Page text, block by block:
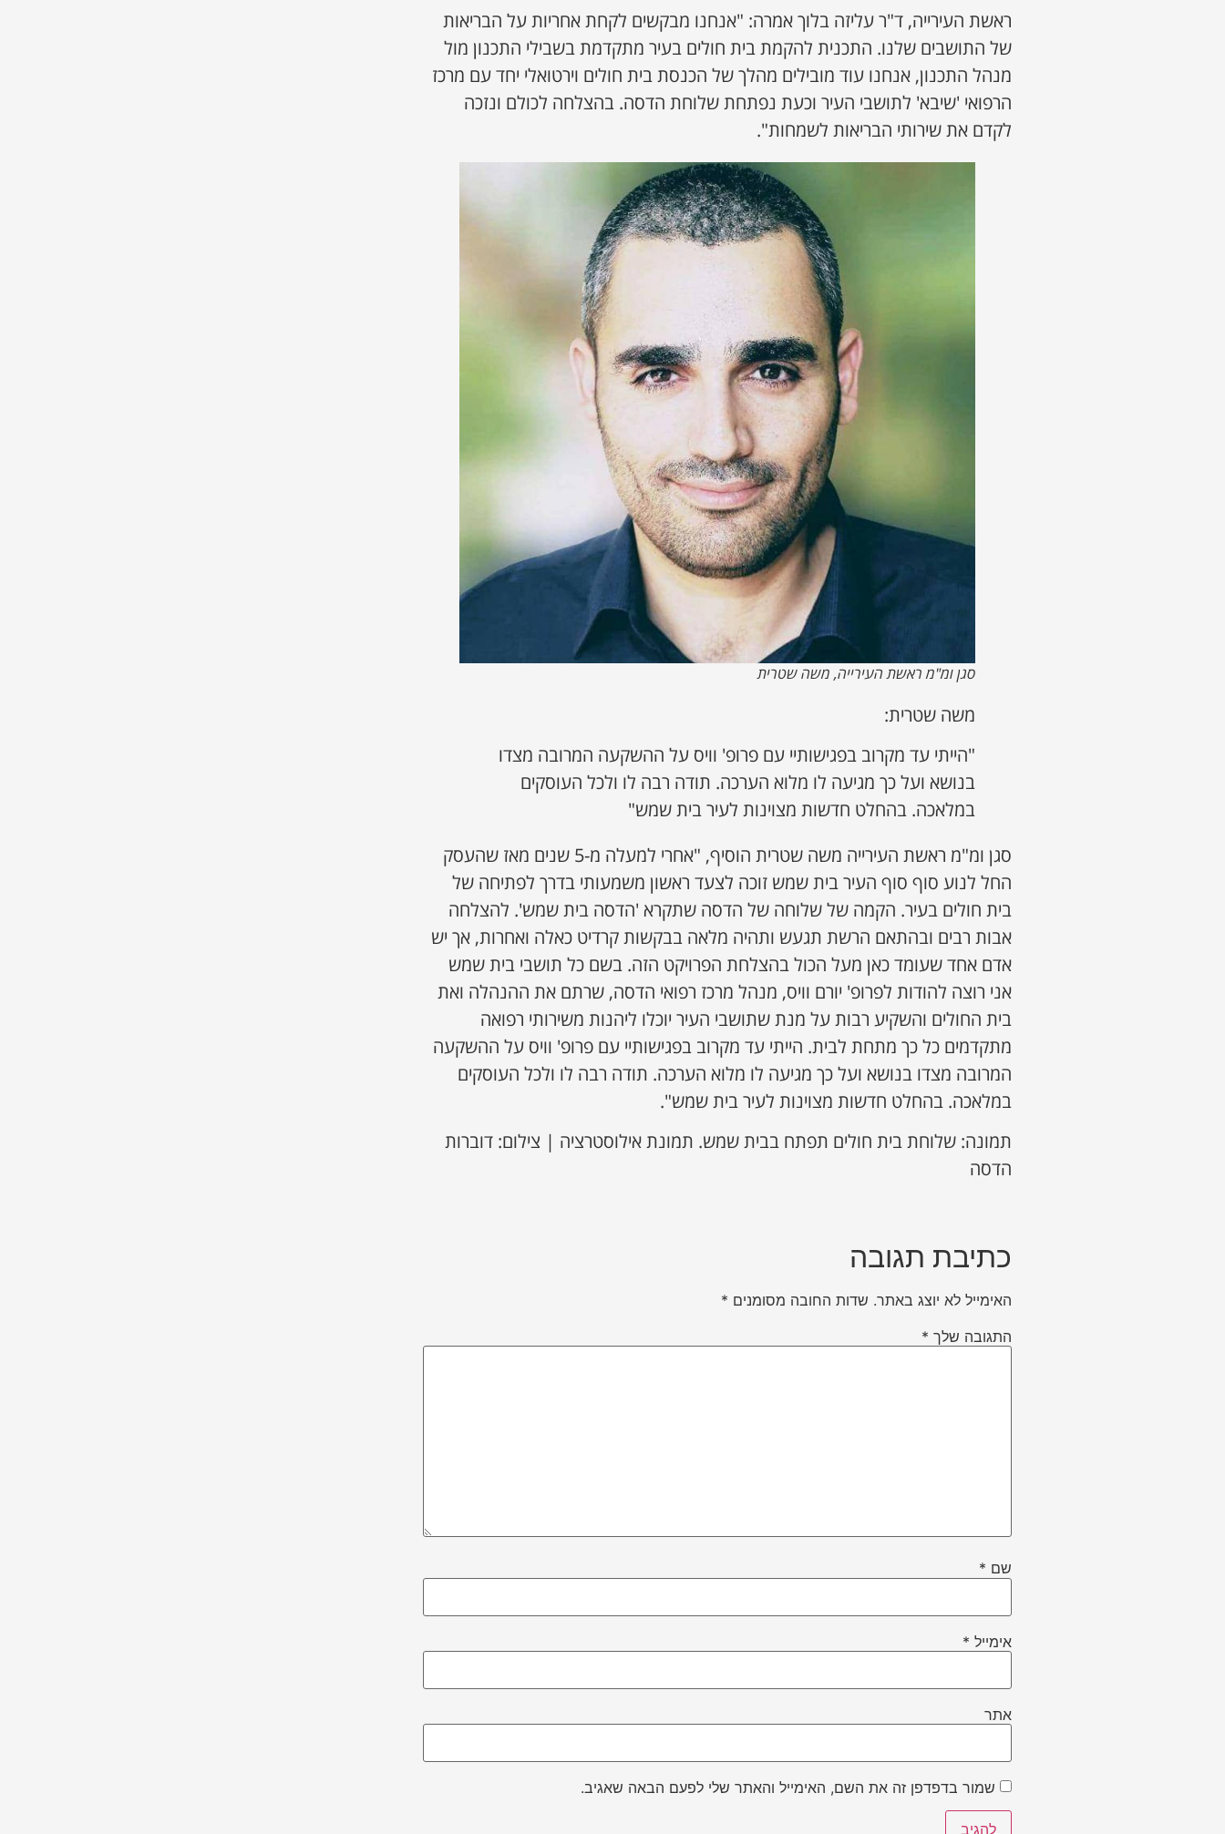
ראשת העירייה, ד"ר עליזה בלוך אמרה: "אנחנו מבקשים לקחת אחריות על הבריאות
של התושבים שלנו. התכנית להקמת בית חולים בעיר מתקדמת בשבילי התכנון מול
מנהל התכנון, אנחנו עוד מובילים מהלך של הכנסת בית חולים וירטואלי יחד עם מרכז
הרפואי 'שיבא' לתושבי העיר וכעת נפתחת שלוחת הדסה. בהצלחה לכולם ונזכה
לקדם את שירותי הבריאות לשמחות".
סגן ומ"מ ראשת העירייה, משה שטרית
משה שטרית:
"הייתי עד מקרוב בפגישותיי עם פרופ' וויס על ההשקעה המרובה מצדו
בנושא ועל כך מגיעה לו מלוא הערכה. תודה רבה לו ולכל העוסקים
במלאכה. בהחלט חדשות מצוינות לעיר בית שמש"
סגן ומ"מ ראשת העירייה משה שטרית הוסיף, "אחרי למעלה מ-5 שנים מאז שהעסק
החל לנוע סוף סוף העיר בית שמש זוכה לצעד ראשון משמעותי בדרך לפתיחה של
בית חולים בעיר. הקמה של שלוחה של הדסה שתקרא 'הדסה בית שמש'. להצלחה
אבות רבים ובהתאם הרשת תגעש ותהיה מלאה בבקשות קרדיט כאלה ואחרות, אך יש
אדם אחד שעומד כאן מעל הכול בהצלחת הפרויקט הזה. בשם כל תושבי בית שמש
אני רוצה להודות לפרופ' יורם וויס, מנהל מרכז רפואי הדסה, שרתם את ההנהלה ואת
בית החולים והשקיע רבות על מנת שתושבי העיר יוכלו ליהנות משירותי רפואה
מתקדמים כל כך מתחת לבית. הייתי עד מקרוב בפגישותיי עם פרופ' וויס על ההשקעה
המרובה מצדו בנושא ועל כך מגיעה לו מלוא הערכה. תודה רבה לו ולכל העוסקים
במלאכה. בהחלט חדשות מצוינות לעיר בית שמש".
תמונה: שלוחת בית חולים תפתח בבית שמש. תמונת אילוסטרציה | צילום: דוברות
הדסה
כתיבת תגובה
האימייל לא יוצג באתר. שדות החובה מסומנים *
התגובה שלך *
שם *
אימייל *
אתר
שמור בדפדפן זה את השם, האימייל והאתר שלי לפעם הבאה שאגיב.